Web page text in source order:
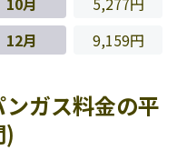
12月 9,159円
ガス料金の平